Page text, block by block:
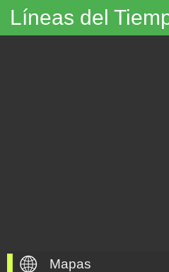
Líneas del
Líneas del
año 3000 a. C.
Mapas